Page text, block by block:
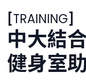
TRAINING
中大結
健身室